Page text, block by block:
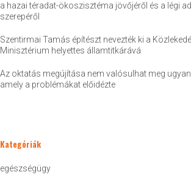
a hazai téradat-ökoszisztéma jövőjéről és a légi
szerepéről
Szentirmai Tamás építészt nevezték ki a
Minisztérium helyettes államtitkárává
Az oktatás megújítása nem valósulhat meg
amely a problémákat előidézte
Kategóriák
egészségügy